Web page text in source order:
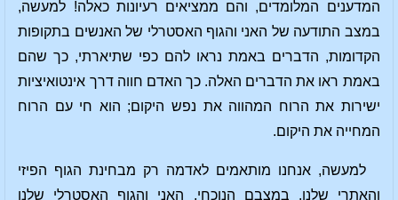
המדענים המלומדים, והם ממציאים רעיונות כאלה! למעשה,
במצב התודעה של האני והגוף האסטרלי של האנשים בתקופות
הקדומות, הדברים באמת נראו להם כפי שתיארתי, כך שהם
באמת ראו את הדברים האלה. כך האדם חווה דרך אינטואיציות
ישירות את הרוח המהווה את נפש היקום; הוא חי עם הרוח
המחייה את היקום.
למעשה, אנחנו מותאמים לאדמה רק מבחינת הגוף הפיזי
והאתרי שלנו. במצבם הנוכחי, האני והגוף האסטרלי שלנו